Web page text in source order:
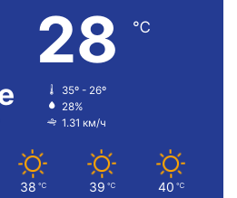
28 ℃
35º - 26º
28%
1.31 км/ч
38 ℃ 39 ℃ 40 ℃